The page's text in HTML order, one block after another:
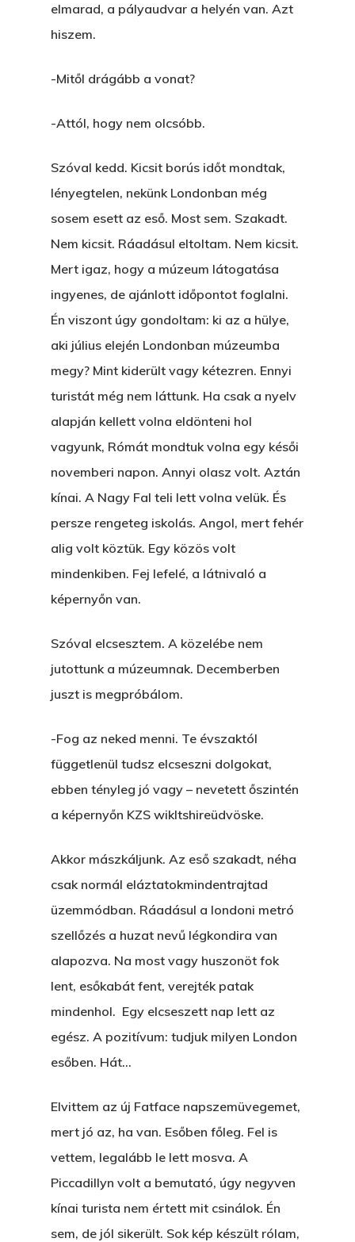
elmarad, a pályaudvar a helyén van. Azt
hiszem.
-Mitől drágább a vonat?
-Attól, hogy nem olcsóbb.
Szóval kedd. Kicsit borús időt mondtak,
lényegtelen, nekünk Londonban még
sosem esett az eső. Most sem. Szakadt.
Nem kicsit. Ráadásul eltoltam. Nem kicsit.
Mert igaz, hogy a múzeum látogatása
ingyenes, de ajánlott időpontot foglalni.
Én viszont úgy gondoltam: ki az a hülye,
aki július elején Londonban múzeumba
megy? Mint kiderült vagy kétezren. Ennyi
turistát még nem láttunk. Ha csak a nyelv
alapján kellett volna eldönteni hol
vagyunk, Rómát mondtuk volna egy késői
novemberi napon. Annyi olasz volt. Aztán
kínai. A Nagy Fal teli lett volna velük. És
persze rengeteg iskolás. Angol, mert fehér
alig volt köztük. Egy közös volt
mindenkiben. Fej lefelé, a látnivaló a
képernyőn van.
Szóval elcsesztem. A közelébe nem
jutottunk a múzeumnak. Decemberben
juszt is megpróbálom.
-Fog az neked menni. Te évszaktól
függetlenül tudsz elcseszni dolgokat,
ebben tényleg jó vagy – nevetett őszintén
a képernyőn KZS wikltshireüdvöske.
Akkor mászkáljunk. Az eső szakadt, néha
csak normál eláztatokmindentrajtad
üzemmódban. Ráadásul a londoni metró
szellőzés a huzat nevű légkondira van
alapozva. Na most vagy huszonöt fok
lent, esőkabát fent, verejték patak
mindenhol. Egy elcseszett nap lett az
egész. A pozitívum: tudjuk milyen London
esőben. Hát…
Elvittem az új Fatface napszemüvegemet,
mert jó az, ha van. Esőben főleg. Fel is
vettem, legalább le lett mosva. A
Piccadillyn volt a bemutató, úgy negyven
kínai turista nem értett mit csinálok. Én
sem, de jól sikerült. Sok kép készült rólam,